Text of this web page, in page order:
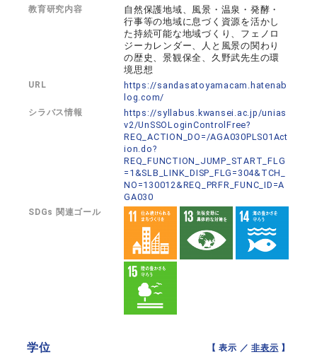
教育研究内容
自然保護地域、風景・温泉・発酵・
行事等の地域に息づく資源を活かし
た持続可能な地域づくり、フェノロ
ジーカレンダー、人と風景の関わり
の歴史、景観保全、久野武先生の環
境思想
URL
https://sandasatoyamacam.hatenab
log.com/
シラバス情報
https://syllabus.kwansei.ac.jp/unias
v2/UnSSOLoginControlFree?
REQ_ACTION_DO=/AGA030PLS01Act
ion.do?
REQ_FUNCTION_JUMP_START_FLG
=1&SLB_LINK_DISP_FLG=304&TCH_
NO=130012&REQ_PRFR_FUNC_ID=A
GA030
SDGs 関連ゴール
学位 【 表示 ／非表示 】